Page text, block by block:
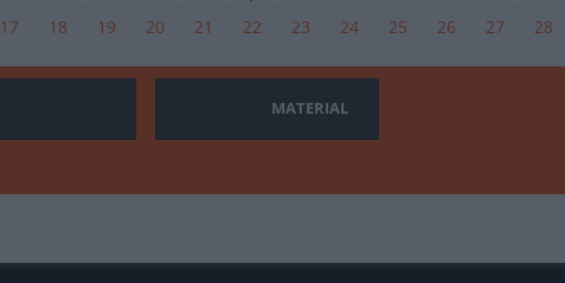
17 18 19 20 21 22 23 24 25 26 27 28
MATERIAL